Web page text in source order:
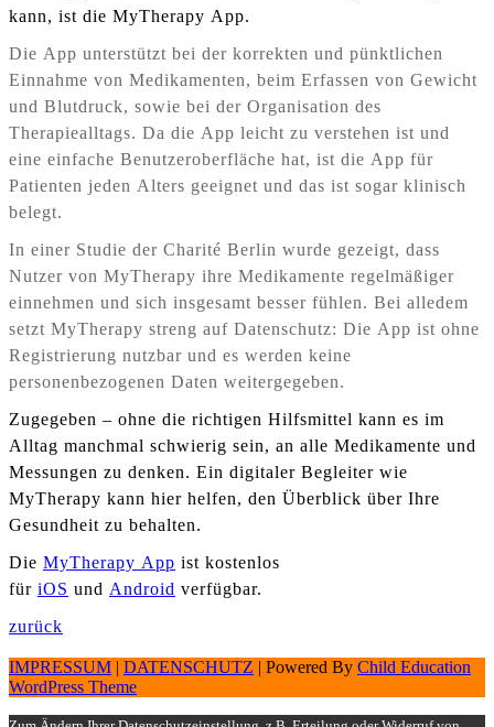
kann, ist die MyTherapy App.
Die App unterstützt bei der korrekten und pünkt­lichen
Einnahme von Medikamenten, beim Erfassen von Gewicht
und Blutdruck, sowie bei der Organisation des
Therapiealltags. Da die App leicht zu verstehen ist und
eine einfache Benutzeroberfläche hat, ist die App für
Patienten jeden Alters geeignet und das ist sogar klinisch
belegt.
In einer Studie der Charité Berlin wurde gezeigt, dass
Nutzer von MyTherapy ihre Medikamente regelmäßiger
einnehmen und sich insgesamt besser fühlen. Bei alledem
setzt MyTherapy streng auf Datenschutz: Die App ist ohne
Registrierung nutzbar und es werden keine
personenbezogenen Daten weitergegeben.
Zugegeben – ohne die richtigen Hilfsmittel kann es im
Alltag manchmal schwierig sein, an alle Medikamente und
Messungen zu denken. Ein digitaler Begleiter wie
MyTherapy kann hier helfen, den Überblick über Ihre
Gesundheit zu behalten.
Die MyTherapy App ist kostenlos
für iOS und Android verfügbar.
zurück
IMPRESSUM | DATENSCHUTZ | Powered By Child Education
WordPress Theme